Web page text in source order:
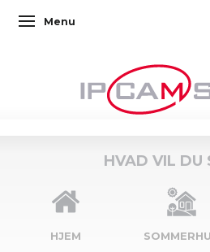
Skifte navigation
Menu
HVAD VIL DU
HJEM